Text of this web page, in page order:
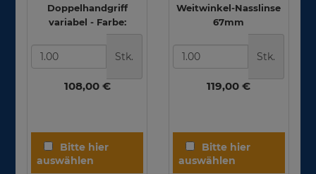
Doppelhandgriff
variabel - Farbe:
Titanium Grau
Stk.
108,00 €
Weitwinkel-Nasslinse
67mm
Stk.
119,00 €